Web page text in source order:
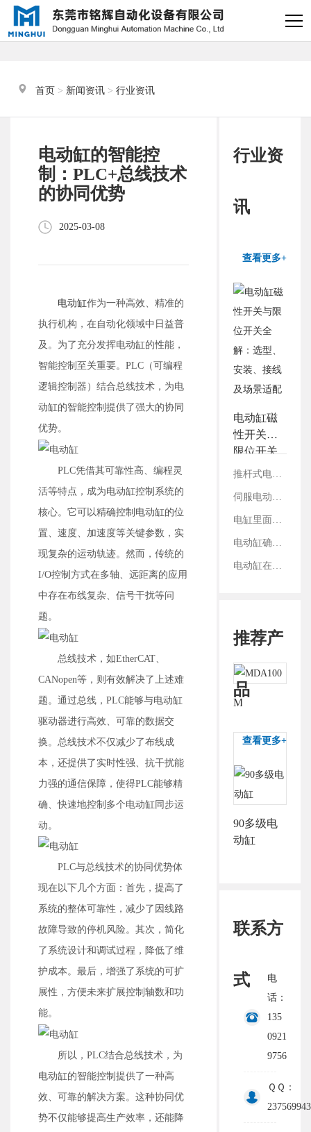
首页 > 新闻资讯 > 行业资讯
电动缸的智能控
制：PLC+总线技术
的协同优势
2025-03-08
电动缸作为一种高效、精准的
执行机构，在自动化领域中日益普
及。为了充分发挥电动缸的性能，
智能控制至关重要。PLC（可编程
逻辑控制器）结合总线技术，为电
动缸的智能控制提供了强大的协同
优势。
PLC凭借其可靠性高、编程灵
活等特点，成为电动缸控制系统的
核心。它可以精确控制电动缸的位
置、速度、加速度等关键参数，实
现复杂的运动轨迹。然而，传统的
I/O控制方式在多轴、远距离的应用
中存在布线复杂、信号干扰等问
题。
总线技术，如EtherCAT、
CANopen等，则有效解决了上述难
题。通过总线，PLC能够与电动缸
驱动器进行高效、可靠的数据交
换。总线技术不仅减少了布线成
本，还提供了实时性强、抗干扰能
力强的通信保障，使得PLC能够精
确、快速地控制多个电动缸同步运
动。
PLC与总线技术的协同优势体
现在以下几个方面：首先，提高了
系统的整体可靠性，减少了因线路
故障导致的停机风险。其次，简化
了系统设计和调试过程，降低了维
护成本。最后，增强了系统的可扩
展性，方便未来扩展控制轴数和功
能。
所以，PLC结合总线技术，为
电动缸的智能控制提供了一种高
效、可靠的解决方案。这种协同优
势不仅能够提高生产效率，还能降
行业资
讯
查看更多+
电动缸磁
性开关与
限位开关
全解：选
装、接线
及场景适
推杆式电缸与滑台式电缸：结构、性能及适用领域对比
伺服电动缸在切割设备上的应用案例
电缸里面的丝杠是如何固定的？
电动缸确定减速比：看电机参数还是丝杠参数？
电动缸在工业内胀轴测试领域的应用
推荐产
品
查看更多+
MDA100
90多级电
动缸
联系方
式
电
话：
135
0921
9756
ＱＱ：
您好，我是电缸小助手，很高兴为
您服务
常见问题
1.电动缸推力与速度计算